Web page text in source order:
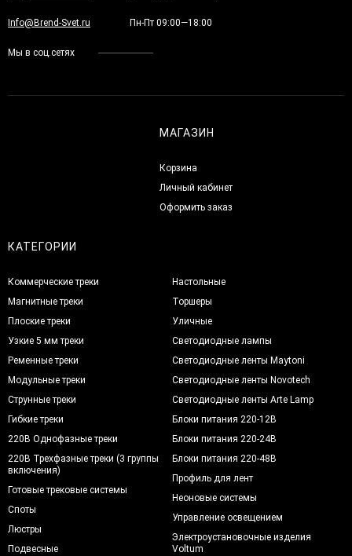
Info@Brend-Svet.ru Пн-Пт 09:00—18:00
Мы в соц.сетях
МАГАЗИН
Корзина
Личный кабинет
Оформить заказ
КАТЕГОРИИ
Коммерческие треки
Магнитные треки
Плоские треки
Узкие 5 мм треки
Ременные треки
Модульные треки
Струнные треки
Гибкие треки
220В Однофазные треки
220В Трехфазные треки (3 группы
включения)
Готовые трековые системы
Споты
Люстры
Подвесные
Настольные
Торшеры
Уличные
Светодиодные лампы
Светодиодные ленты Maytoni
Светодиодные ленты Novotech
Светодиодные ленты Arte Lamp
Блоки питания 220-12В
Блоки питания 220-24В
Блоки питания 220-48В
Профиль для лент
Неоновые системы
Управление освещением
Электроустановочные изделия
Voltum